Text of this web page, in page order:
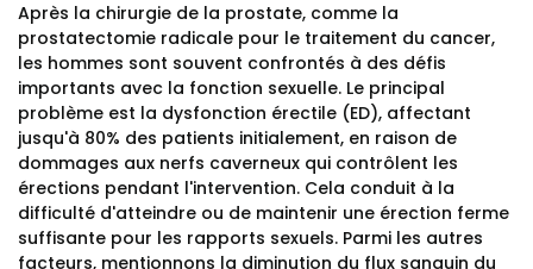
Après la chirurgie de la prostate, comme la
prostatectomie radicale pour le traitement du cancer,
les hommes sont souvent confrontés à des défis
importants avec la fonction sexuelle. Le principal
problème est la dysfonction érectile (ED), affectant
jusqu'à 80% des patients initialement, en raison de
dommages aux nerfs caverneux qui contrôlent les
érections pendant l'intervention. Cela conduit à la
difficulté d'atteindre ou de maintenir une érection ferme
suffisante pour les rapports sexuels. Parmi les autres
facteurs, mentionnons la diminution du flux sanguin du